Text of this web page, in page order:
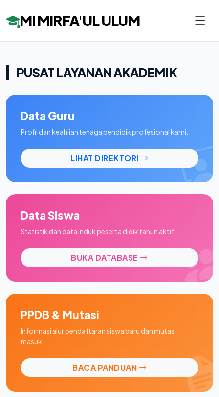
MI MIRFA'UL ULUM
PUSAT LAYANAN AKADEMIK
Data Guru
Profil dan keahlian tenaga pendidik profesional kami.
LIHAT DIREKTORI
Data Siswa
Statistik dan data induk peserta didik tahun aktif.
BUKA DATABASE
PPDB & Mutasi
Informasi alur pendaftaran siswa baru dan mutasi
masuk.
BACA PANDUAN